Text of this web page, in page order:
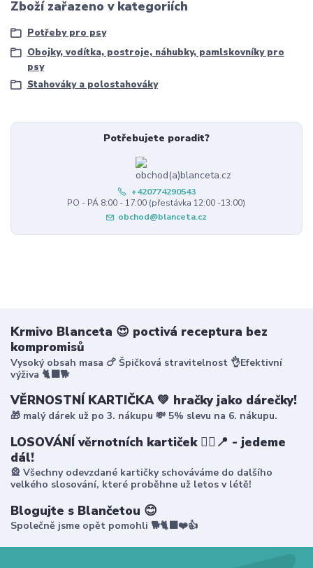
Zboží zařazeno v kategoriích
Potřeby pro psy
Obojky, vodítka, postroje, náhubky, pamlskovníky pro
psy
Stahováky a polostahováky
Potřebujete poradit?
+420774290543
PO - PÁ 8:00 - 17:00 (přestávka 12:00 -13:00)
obchod@blanceta.cz
Krmivo Blanceta 😍 poctivá receptura bez
kompromisů
Vysoký obsah masa 🍗 Špičková stravitelnost 👌Efektivní
výživa 🐈‍⬛🐕
VĚRNOSTNÍ KARTIČKA 💚 hračky jako dárečky!
🎁 malý dárek už po 3. nákupu 💸 5% slevu na 6. nákupu.
LOSOVÁNÍ věrnotních kartiček 🤸‍♀️📍 - jedeme
dál!
🎡 Všechny odevzdané kartičky schováváme do dalšího
velkého slosování, které proběhne už letos v létě!
Blogujte s Blančetou 😊
Společně jsme opět pomohli 🐕🐈‍⬛❤️👍